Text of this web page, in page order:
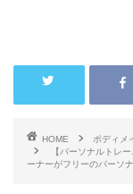
HOME ボディメ
【パーソナルトレ
ーナーがフリーのパーソ